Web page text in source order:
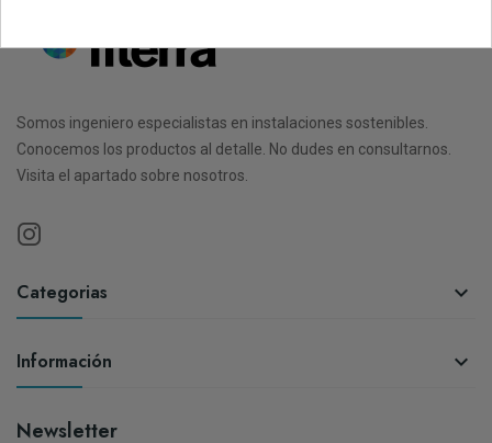
Somos ingeniero especialistas en instalaciones sostenibles.
Conocemos los productos al detalle. No dudes en consultarnos.
Visita el apartado sobre nosotros.
Categorias 
Información 
Newsletter